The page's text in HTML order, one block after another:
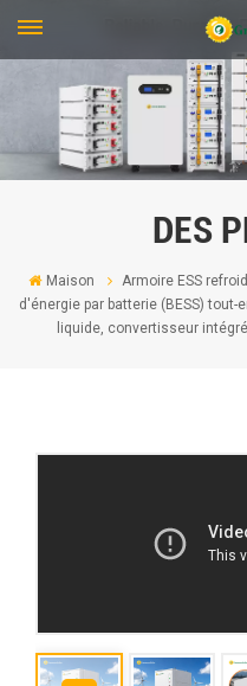
DES
Maison Armoire ESS
d'énergie par batterie (BESS)
liquide, convertisseur